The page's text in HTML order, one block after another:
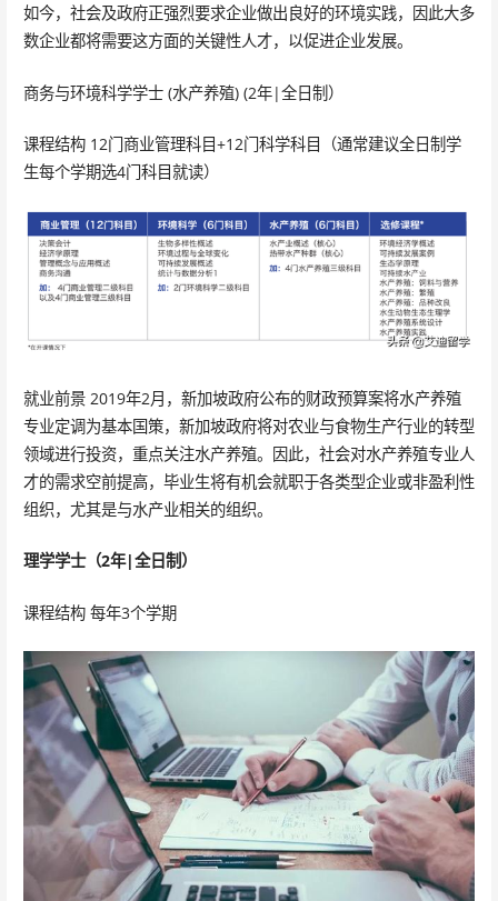
如今，社会及政府正强烈要求企业做出良好的环境实践，因此大多
数企业都将需要这方面的关键性人才，以促进企业发展。
商务与环境科学学士 (水产养殖) (2年|全日制）
课程结构 12门商业管理科目+12门科学科目（通常建议全日制学
生每个学期选4门科目就读）
就业前景 2019年2月，新加坡政府公布的财政预算案将水产养殖
专业定调为基本国策，新加坡政府将对农业与食物生产行业的转型
领域进行投资，重点关注水产养殖。因此，社会对水产养殖专业人
才的需求空前提高，毕业生将有机会就职于各类型企业或非盈利性
组织，尤其是与水产业相关的组织。
理学学士（2年|全日制）
课程结构 每年3个学期